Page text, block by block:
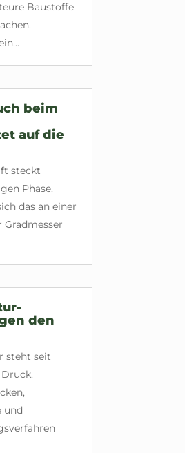
Baustoffe
beim
auf die
steckt
Phase.
das an einer
Gradmesser
den
steht seit
und